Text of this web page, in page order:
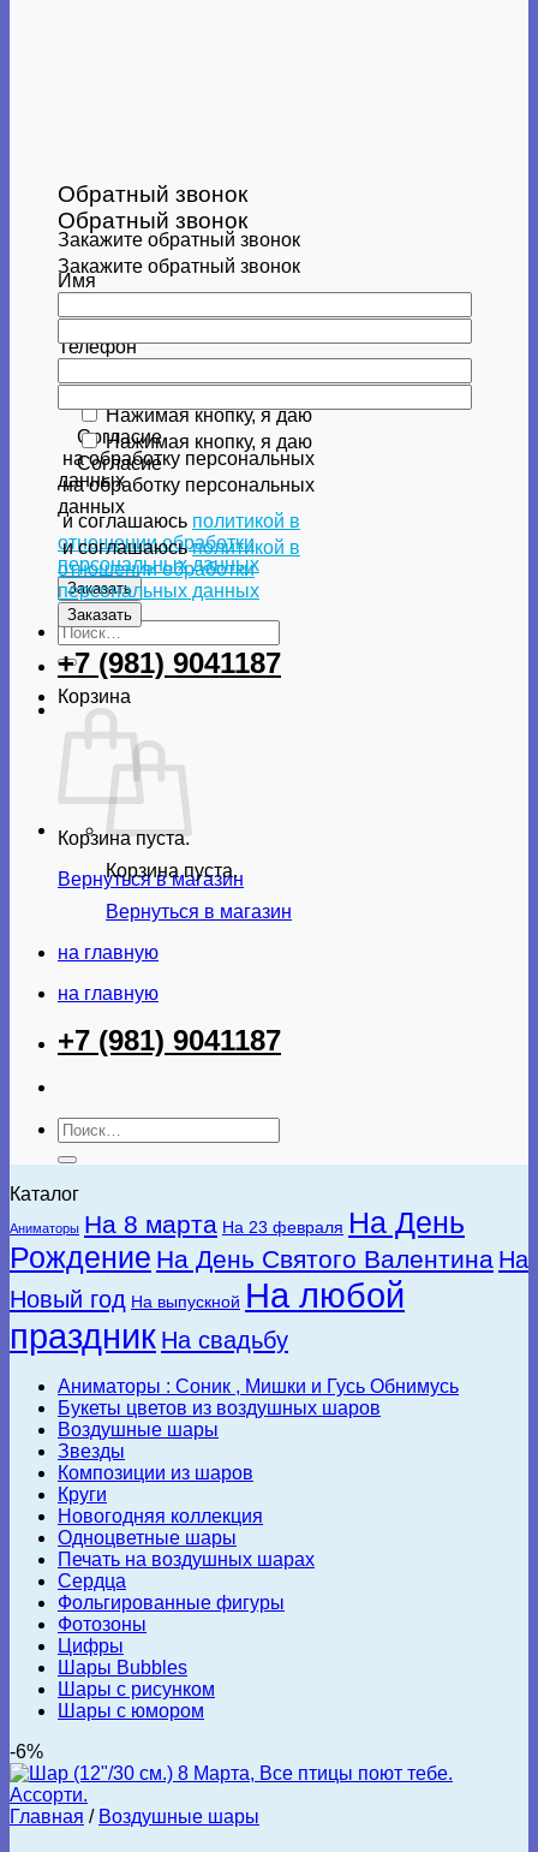
Обратный звонок
Закажите обратный звонок
Имя
Телефон
Нажимая кнопку, я даю
Согласие
на обработку персональных
данных
и соглашаюсь политикой в
отношении обработки
персональных данных
Искать:
Корзина
Корзина пуста.
Вернуться в магазин
Обратный звонок
Закажите обратный звонок
Нажимая кнопку, я даю
Согласие
на обработку персональных
данных
и соглашаюсьполитикой в
отношении обработки
персональных данных
+7 (981) 9041187
Корзина пуста.
Вернуться в магазин
на главную
на главную
+7 (981) 9041187
Искать:
Каталог
Аниматоры На 8 марта На 23 февраля На День
Рождение На День Святого Валентина На
Новый год На выпускной На любой
праздник На свадьбу
Аниматоры : Соник , Мишки и Гусь Обнимусь
Букеты цветов из воздушных шаров
Воздушные шары
Звезды
Композиции из шаров
Круги
Новогодняя коллекция
Одноцветные шары
Печать на воздушных шарах
Сердца
Фольгированные фигуры
Фотозоны
Цифры
Шары Bubbles
Шары с рисунком
Шары с юмором
-6%
Главная / Воздушные шары